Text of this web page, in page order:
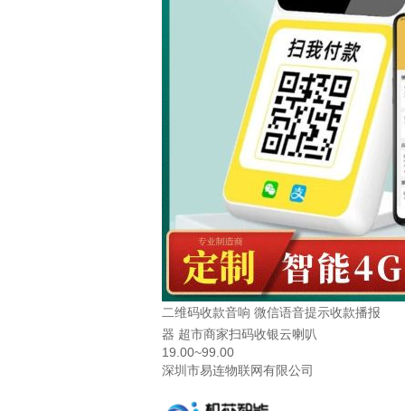
二维码收款音响 微信语音提示收款播报
器 超市商家扫码收银云喇叭
19.00~99.00
深圳市易连物联网有限公司